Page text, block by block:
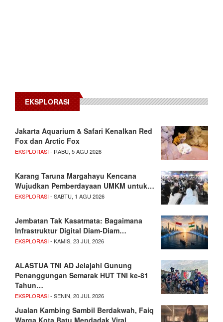
EKSPLORASI
Jakarta Aquarium & Safari Kenalkan Red
Fox dan Arctic Fox
EKSPLORASI- RABU, 5 AGU 2026
Karang Taruna Margahayu Kencana
Wujudkan Pemberdayaan UMKM untuk…
EKSPLORASI- SABTU, 1 AGU 2026
Jembatan Tak Kasatmata: Bagaimana
Infrastruktur Digital Diam-Diam…
EKSPLORASI- KAMIS, 23 JUL 2026
ALASTUA TNI AD Jelajahi Gunung
Penanggungan Semarak HUT TNI ke-81
Tahun…
EKSPLORASI- SENIN, 20 JUL 2026
Jualan Kambing Sambil Berdakwah, Faiq